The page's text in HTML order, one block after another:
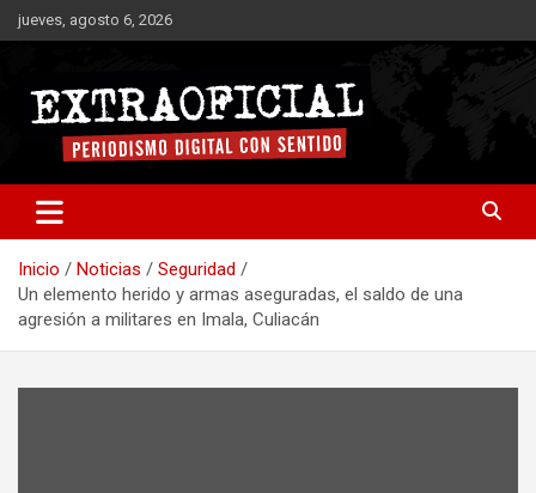
Saltar
al
jueves, agosto 6, 2026
Extraoficial
Inicio Noticias
Seguridad
Un elemento herido y armas aseguradas, el saldo de una
agresión a militares en Imala, Culiacán